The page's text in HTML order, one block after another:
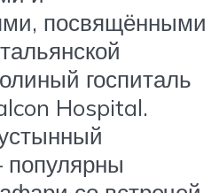
посвящёнными
госпиталь
Hospital.
популярны